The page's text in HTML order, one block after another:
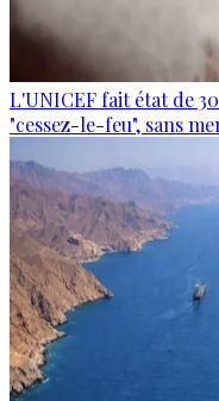
L'UNICEF fait état de
"cessez-le-feu", sans